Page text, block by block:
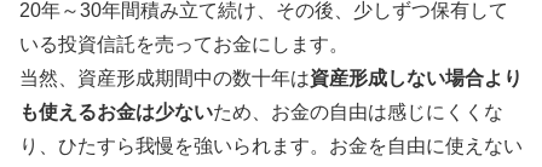
20年～30年間積み立て続け、その後、少しずつ保有して
いる投資信託を売ってお金にします。
当然、資産形成期間中の数十年は資産形成しない場合より
も使えるお金は少ないため、お金の自由は感じにくくな
り、ひたすら我慢を強いられます。お金を自由に使えない